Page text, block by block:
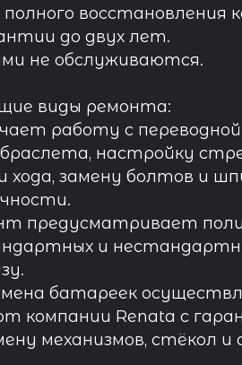
восстановления
до двух лет.
не обслуживаются.
виды ремонта:
работу с переводной
настройку
замену болтов и
предусматривает
и
батареек
компании Renata с
механизмов, стёкол и